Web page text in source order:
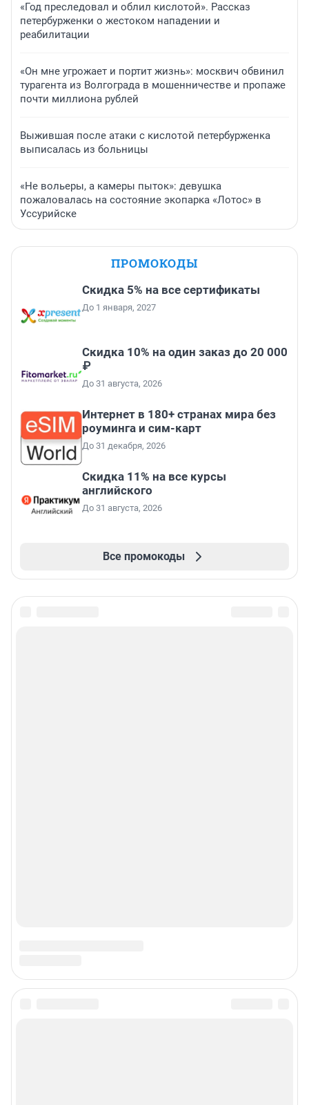
«Год преследовал и облил кислотой». Рассказ
петербурженки о жестоком нападении и
реабилитации
«Он мне угрожает и портит жизнь»: москвич обвинил
турагента из Волгограда в мошенничестве и пропаже
почти миллиона рублей
Выжившая после атаки с кислотой петербурженка
выписалась из больницы
«Не вольеры, а камеры пыток»: девушка
пожаловалась на состояние экопарка «Лотос» в
Уссурийске
ПРОМОКОДЫ
Скидка 5% на все сертификаты
До 1 января, 2027
Скидка 10% на один заказ до 20 000
₽
До 31 августа, 2026
Интернет в 180+ странах мира без
роуминга и сим-карт
До 31 декабря, 2026
Скидка 11% на все курсы
английского
До 31 августа, 2026
Все промокоды